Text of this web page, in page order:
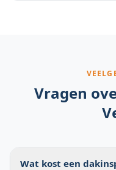
Vragen
Wat kost een